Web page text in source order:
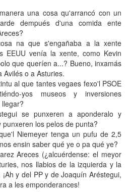
una cosa qu'arrancó con un
dempués d'una comida ente
na que s'engañaba a la xente
EEUU venía la xente, como Kevin
que queríen a...? Bueno, inxamás
Avilés o a Asturies.
al que tantes vegaes fexo'l PSOE
yos museos y inversiones
se punxeren a aponderalo y
los pelos de punta?
Niemeyer tenga un pufu de 2,5
ensin saber qué ye o pa qué ye?
Areces (¿alcuérdense: el meyor
nos llabios de la izquierda y la
y del PP y de Joaquín Aréstegui,
a les emponderances!